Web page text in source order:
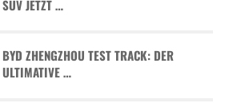
SUV JETZT …
BYD ZHENGZHOU TEST TRACK: DER
ULTIMATIVE …